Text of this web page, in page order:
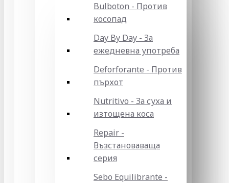
Bulboton - Против
косопад
Day By Day - За
ежедневна употреба
Deforforante - Против
пърхот
Nutritivo - За суха и
изтощена коса
Repair -
Възстановаваща
серия
Sebo Equilibrante -